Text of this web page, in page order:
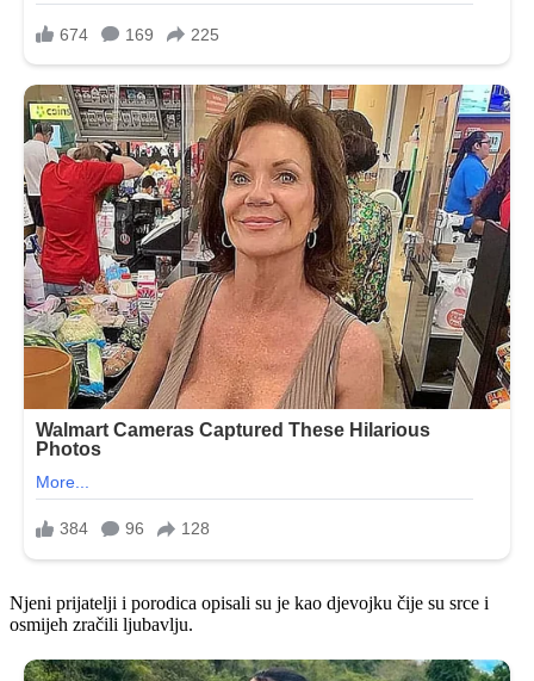
Njeni prijatelji i porodica opisali su je kao djevojku čije su srce i
osmijeh zračili ljubavlju.